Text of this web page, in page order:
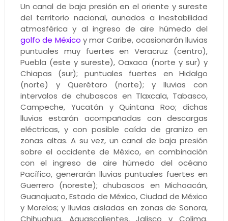
Un canal de baja presión en el oriente y sureste
del territorio nacional, aunados a inestabilidad
atmosférica y al ingreso de aire húmedo del
golfo de México y mar Caribe, ocasionarán lluvias
puntuales muy fuertes en Veracruz (centro),
Puebla (este y sureste), Oaxaca (norte y sur) y
Chiapas (sur); puntuales fuertes en Hidalgo
(norte) y Querétaro (norte); y lluvias con
intervalos de chubascos en Tlaxcala, Tabasco,
Campeche, Yucatán y Quintana Roo; dichas
lluvias estarán acompañadas con descargas
eléctricas, y con posible caída de granizo en
zonas altas. A su vez, un canal de baja presión
sobre el occidente de México, en combinación
con el ingreso de aire húmedo del océano
Pacífico, generarán lluvias puntuales fuertes en
Guerrero (noreste); chubascos en Michoacán,
Guanajuato, Estado de México, Ciudad de México
y Morelos; y lluvias aisladas en zonas de Sonora,
Chihuahua, Aguascalientes, Jalisco y Colima.